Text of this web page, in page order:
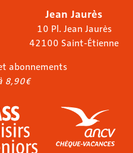
Jean Jaurès
10 Pl. Jean Jaurès
42100 Saint-Étienne
abonnements
8,90€